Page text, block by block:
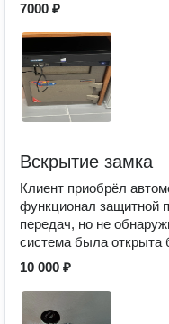
7000 ₽
Вскрытие замка
Клиент приобрёл
функционал защитной
передач, но не
система была открыта
10 000 ₽